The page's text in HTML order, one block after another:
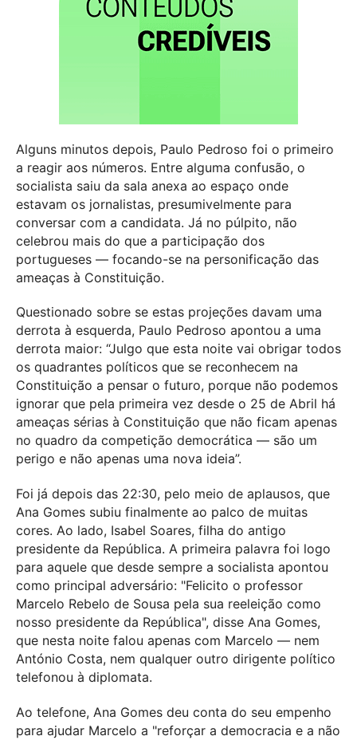
Alguns minutos depois, Paulo Pedroso foi o primeiro
a reagir aos números. Entre alguma confusão, o
socialista saiu da sala anexa ao espaço onde
estavam os jornalistas, presumivelmente para
conversar com a candidata. Já no púlpito, não
celebrou mais do que a participação dos
portugueses — focando-se na personificação das
ameaças à Constituição.
Questionado sobre se estas projeções davam uma
derrota à esquerda, Paulo Pedroso apontou a uma
derrota maior: “Julgo que esta noite vai obrigar todos
os quadrantes políticos que se reconhecem na
Constituição a pensar o futuro, porque não podemos
ignorar que pela primeira vez desde o 25 de Abril há
ameaças sérias à Constituição que não ficam apenas
no quadro da competição democrática — são um
perigo e não apenas uma nova ideia”.
Foi já depois das 22:30, pelo meio de aplausos, que
Ana Gomes subiu finalmente ao palco de muitas
cores. Ao lado, Isabel Soares, filha do antigo
presidente da República. A primeira palavra foi logo
para aquele que desde sempre a socialista apontou
como principal adversário: "Felicito o professor
Marcelo Rebelo de Sousa pela sua reeleição como
nosso presidente da República", disse Ana Gomes,
que nesta noite falou apenas com Marcelo — nem
António Costa, nem qualquer outro dirigente político
telefonou à diplomata.
Ao telefone, Ana Gomes deu conta do seu empenho
para ajudar Marcelo a "reforçar a democracia e a não